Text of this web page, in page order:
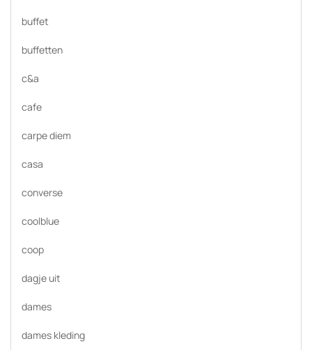
buffet
buffetten
c&a
cafe
carpe diem
casa
converse
coolblue
coop
dagje uit
dames
dames kleding